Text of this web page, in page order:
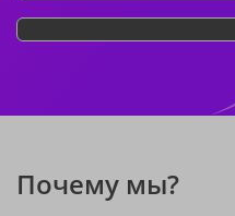
Почему мы?